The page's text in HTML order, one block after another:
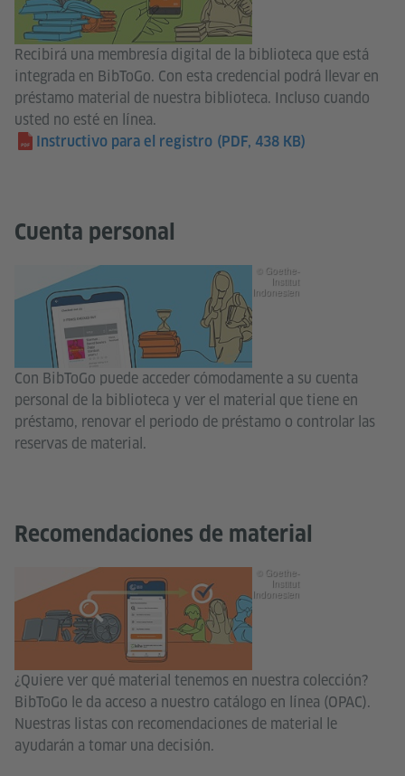
Recibirá una membresía digital de la biblioteca que está
integrada en BibToGo. Con esta credencial podrá llevar en
préstamo material de nuestra biblioteca. Incluso cuando
usted no esté en línea.
Instructivo para el registro (PDF, 438 KB)
Cuenta personal
© Goethe-
Institut
Indonesien
Con BibToGo puede acceder cómodamente a su cuenta
personal de la biblioteca y ver el material que tiene en
préstamo, renovar el periodo de préstamo o controlar las
reservas de material.
Recomendaciones de material
© Goethe-
Institut
Indonesien
¿Quiere ver qué material tenemos en nuestra colección?
BibToGo le da acceso a nuestro catálogo en línea (OPAC).
Nuestras listas con recomendaciones de material le
ayudarán a tomar una decisión.